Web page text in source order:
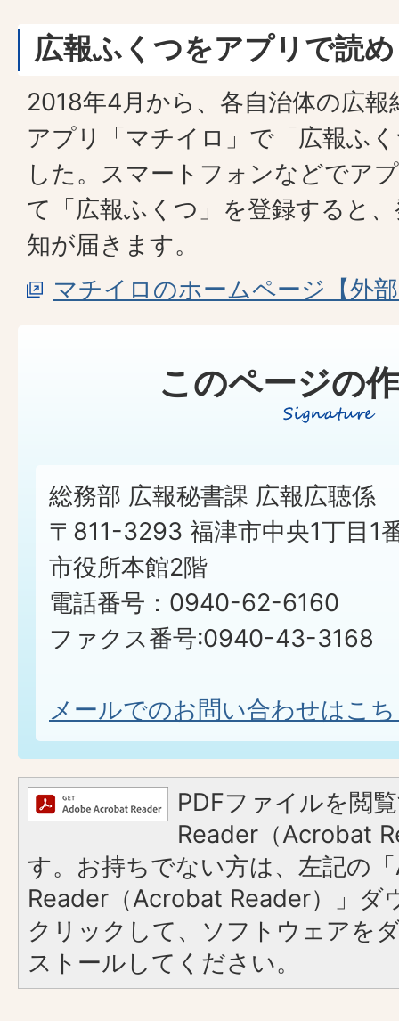
広報ふくつをアプリで読
2018年4月から、各自治体の広
アプリ「マチイロ」で「広報ふ
した。スマートフォンなどでア
て「広報ふくつ」を登録すると
知が届きます。
マチイロのホームページ【外
このページの
総務部 広報秘書課 広報広聴係
〒811-3293 福津市中央1丁目1
市役所本館2階
電話番号：0940-62-6160
ファクス番号:0940-43-3168
メールでのお問い合わせはこ
PDFファイルを閲
Reader（Acrobat
す。お持ちでない方は、左記の
Reader（Acrobat Reader）」ダ
クリックして、ソフトウェアを
ストールしてください。